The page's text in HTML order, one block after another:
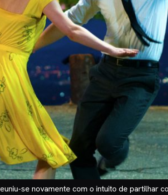
se novamente com o intuito de partilhar